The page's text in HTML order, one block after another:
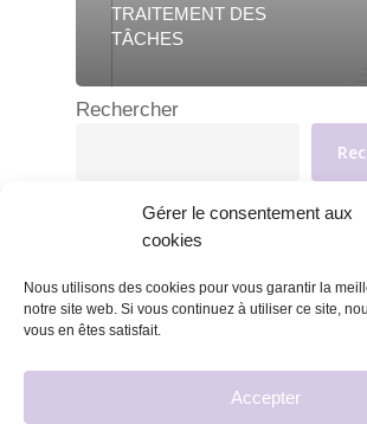
Gérer le consentement aux
cookies
Nous utilisons des cookies pour vous garantir la
notre site web. Si vous continuez à utiliser ce site,
vous en êtes satisfait.
Accepter
TRAITEMENT DES
TÂCHES
Rechercher